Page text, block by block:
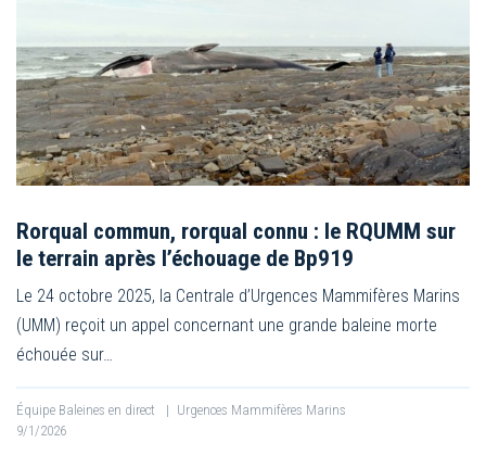
Rorqual commun, rorqual connu : le RQUMM sur
le terrain après l’échouage de Bp919
Le 24 octobre 2025, la Centrale d’Urgences Mammifères Marins
(UMM) reçoit un appel concernant une grande baleine morte
échouée sur…
Équipe Baleines en direct | Urgences Mammifères Marins
9/1/2026